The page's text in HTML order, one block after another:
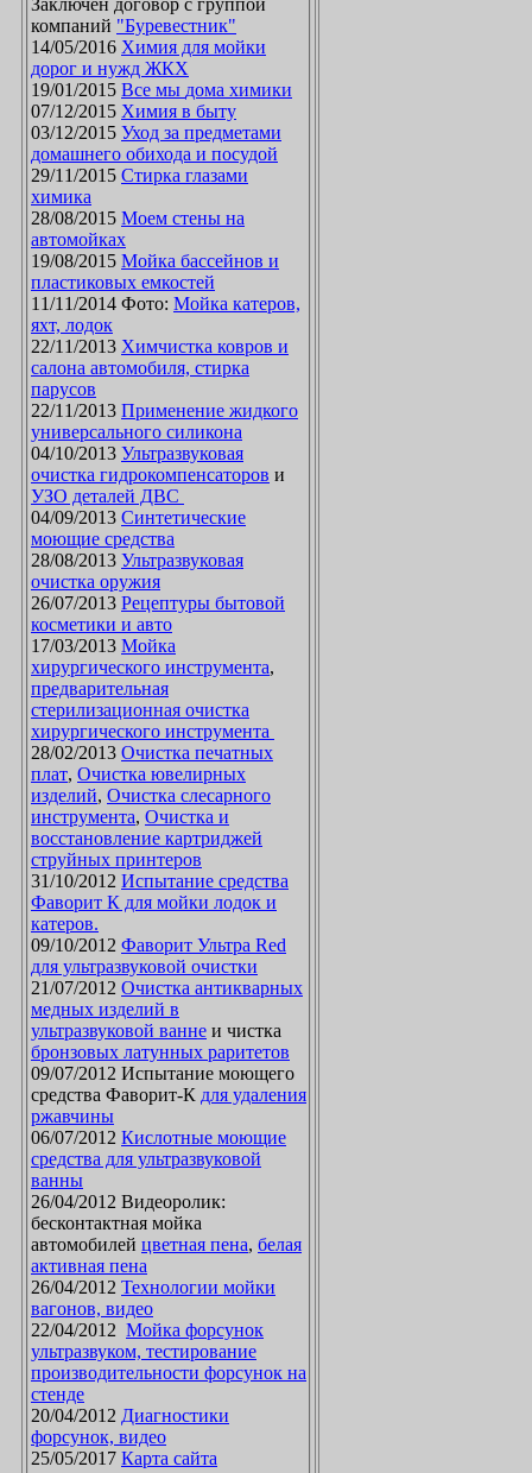
компаний "Буревестник"
14/05/2016 Химия для мойки
дорог и нужд ЖКХ
19/01/2015
Все мы дома химики
07/12/2015 Химия в быту
03/12/2015 Уход за предметами
домашнего обихода и посудой
29/11/2015 Стирка глазами
химика
28/08/2015 Моем стены на
автомойках
19/08/2015 Мойка бассейнов и
пластиковых емкостей
11/11/2014 Фото: Мойка катеров,
яхт, лодок
22/11/2013 Химчистка ковров и
салона автомобиля, стирка
парусов
22/11/2013 Применение жидкого
универсального силикона
04/10/2013 Ультразвуковая
очистка гидрокомпенсаторов и
УЗО деталей ДВС
04/09/2013 Синтетические
моющие средства
28/08/2013 Ультразвуковая
очистка оружия
26/07/2013 Рецептуры бытовой
косметики и авто
17/03/2013 Мойка
хирургического инструмента,
предварительная
стерилизационная очистка
хирургического инструмента
28/02/2013 Очистка печатных
плат, Очистка ювелирных
изделий, Очистка слесарного
инструмента, Очистка и
восстановление картриджей
струйных принтеров
31/10/2012 Испытание средства
Фаворит К для мойки лодок и
катеров.
09/10/2012 Фаворит Ультра Red
для ультразвуковой очистки
21/07/2012 Очистка антикварных
медных изделий в
ультразвуковой ванне и чистка
бронзовых латунных раритетов
09/07/2012 Испытание моющего
средства Фаворит-К для удаления
ржавчины
06/07/2012 Кислотные моющие
средства для ультразвуковой
ванны
26/04/2012 Видеоролик:
бесконтактная мойка
автомобилей цветная пена, белая
активная пена
26/04/2012 Технологии мойки
вагонов, видео
22/04/2012 Мойка форсунок
ультразвуком, тестирование
производительности форсунок на
стенде
20/04/2012 Диагностики
форсунок, видео
25/05/2017 Карта сайта